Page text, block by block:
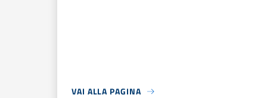
VAI ALLA PAGINA